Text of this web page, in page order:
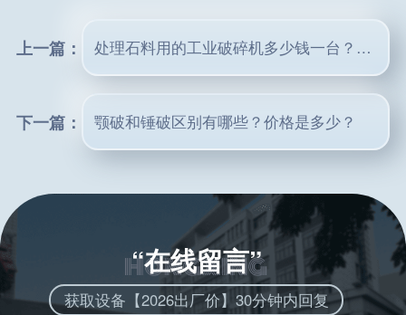
上一篇： 处理石料用的工业破碎机多少钱一台？哪里有卖？
下一篇： 颚破和锤破区别有哪些？价格是多少？
“在线留言”
获取设备【2026出厂价】30分钟内回复